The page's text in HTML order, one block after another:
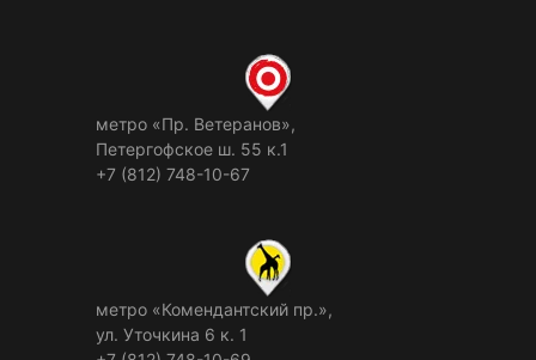
метро «Пр. Ветеранов»,
Петергофское ш. 55 к.1
+7 (812) 748-10-67
метро «Комендантский пр.»,
ул. Уточкина 6 к. 1